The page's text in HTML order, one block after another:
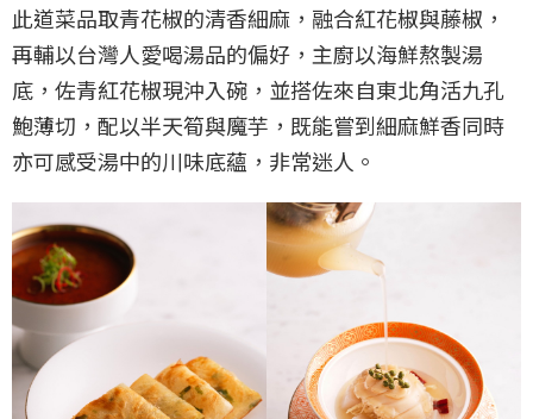
此道菜品取青花椒的清香細麻，融合紅花椒與藤椒，
再輔以台灣人愛喝湯品的偏好，主廚以海鮮熬製湯
底，佐青紅花椒現沖入碗，並搭佐來自東北角活九孔
鮑薄切，配以半天筍與魔芋，既能嘗到細麻鮮香同時
亦可感受湯中的川味底蘊，非常迷人。